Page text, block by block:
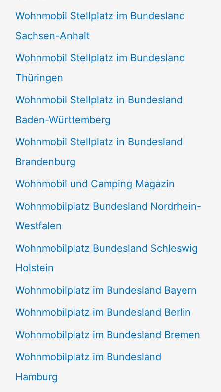
Wohnmobil Stellplatz im Bundesland
Sachsen-Anhalt
Wohnmobil Stellplatz im Bundesland
Thüringen
Wohnmobil Stellplatz in Bundesland
Baden-Württemberg
Wohnmobil Stellplatz in Bundesland
Brandenburg
Wohnmobil und Camping Magazin
Wohnmobilplatz Bundesland Nordrhein-
Westfalen
Wohnmobilplatz Bundesland Schleswig
Holstein
Wohnmobilplatz im Bundesland Bayern
Wohnmobilplatz im Bundesland Berlin
Wohnmobilplatz im Bundesland Bremen
Wohnmobilplatz im Bundesland
Hamburg